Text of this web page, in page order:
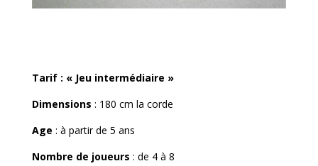
Tarif : « Jeu intermédiaire »
Dimensions : 180 cm la corde
Age : à partir de 5 ans
Nombre de joueurs : de 4 à 8